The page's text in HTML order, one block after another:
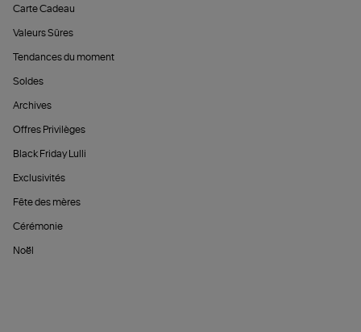
Carte Cadeau
Valeurs Sûres
Tendances du moment
Soldes
Archives
Offres Privilèges
Black Friday Lulli
Exclusivités
Fête des mères
Cérémonie
Noël